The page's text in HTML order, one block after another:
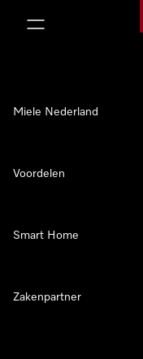
Miele Nederland
Voordelen
Smart Home
Zakenpartner